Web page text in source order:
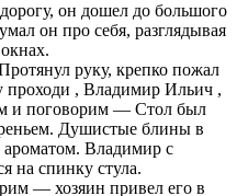
он дошел до большого
он про себя, разглядывая
руку, крепко пожал
, Владимир Ильич ,
и поговорим — Стол был
Душистые блины в
ароматом. Владимир с
на спинку стула.
— хозяин привел его в